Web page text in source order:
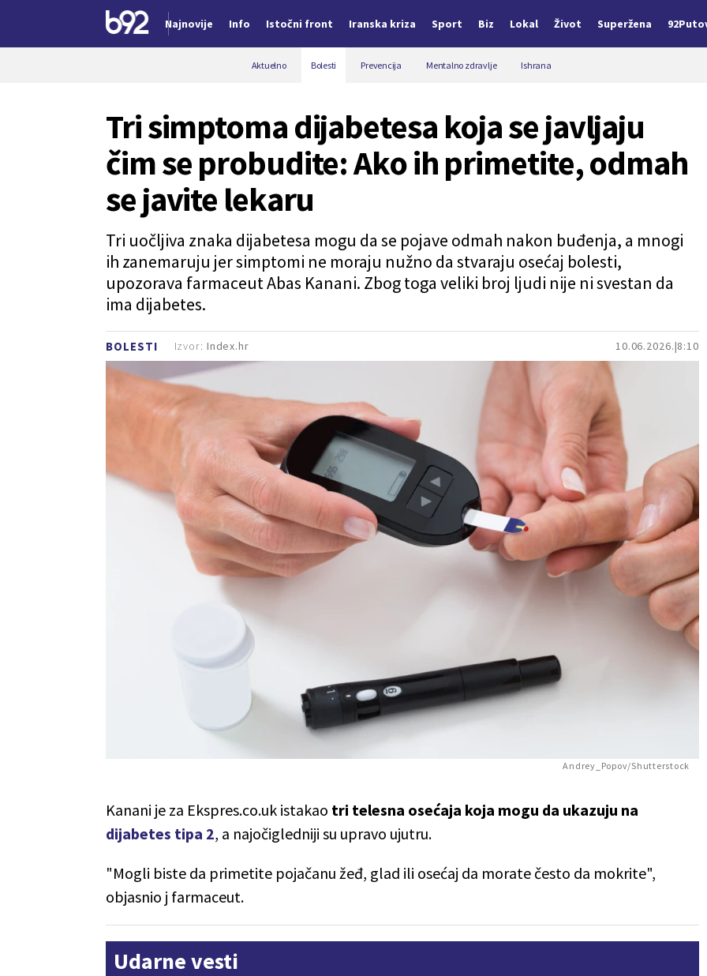
Najnovije Info Istočni front Iranska kriza Sport Biz Lokal Život Superžena
Aktuelno Bolesti Prevencija Mentalno zdravlje Ishrana
BOLESTI 10.06.2026. 8:10
Tri simptoma dijabetesa koja se javljaju
čim se probudite: Ako ih primetite, odmah
se javite lekaru
Tri uočljiva znaka dijabetesa mogu da se pojave odmah nakon buđenja, a mnogi
ih zanemaruju jer simptomi ne moraju nužno da stvaraju osećaj bolesti,
upozorava farmaceut Abas Kanani. Zbog toga veliki broj ljudi nije ni svestan da
ima dijabetes.
Izvor: Index.hr
Andrey_Popov/Shutterstock
Kanani je za Ekspres.co.uk istakao tri telesna osećaja koja mogu da ukazuju na
dijabetes tipa 2, a najočigledniji su upravo ujutru.
"Mogli biste da primetite pojačanu žeđ, glad ili osećaj da morate često da mokrite",
objasnio j farmaceut.
Udarne vesti